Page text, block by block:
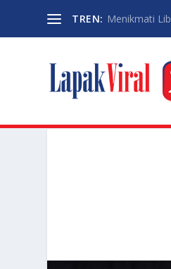
TREN: Menikmati